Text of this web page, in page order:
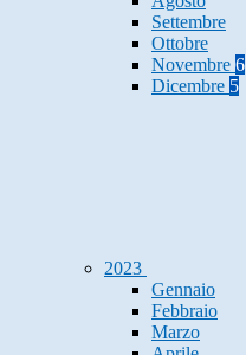
Settembre
Ottobre
Novembre 6
Dicembre 5
2023
Gennaio
Febbraio
Marzo